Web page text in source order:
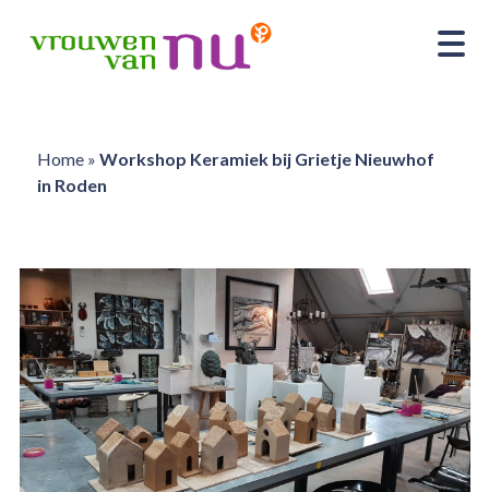
Home» Workshop Keramiek bij Grietje Nieuwhof
in Roden